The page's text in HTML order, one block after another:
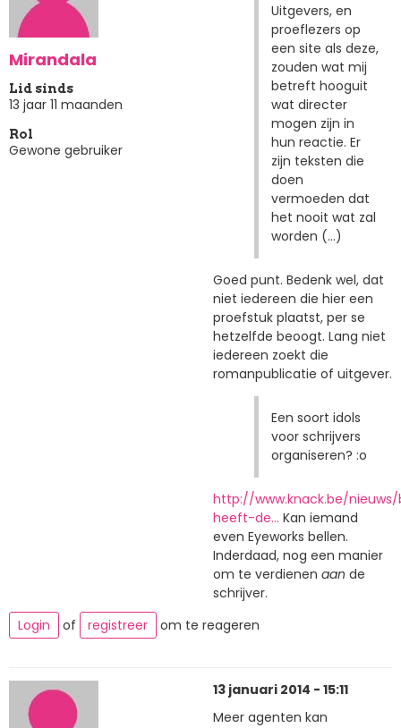
Mirandala
Lid sinds
13 jaar 11 maanden
Rol
Gewone gebruiker
Uitgevers, en
proeflezers op
een site als deze,
zouden wat mij
betreft hooguit
wat directer
mogen zijn in
hun reactie. Er
zijn teksten die
doen
vermoeden dat
het nooit wat zal
worden (...)
Goed punt. Bedenk wel, dat
niet iedereen die hier een
proefstuk plaatst, per se
hetzelfde beoogt. Lang niet
iedereen zoekt die
romanpublicatie of uitgever.
Een soort idols
voor schrijvers
organiseren? :o
http://www.knack.be/
heeft-de… Kan iemand
even Eyeworks bellen.
Inderdaad, nog een manier
om te verdienen aan de
schrijver.
Login
of registreer om te reageren
13 januari 2014 - 15:11
Meer agenten kan